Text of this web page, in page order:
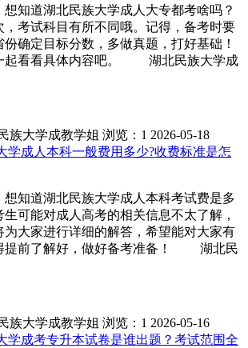
道湖北民族大学成人大专都考啥吗？
，考试科目有所不同哦。记得，备考时要
确定目标分数，多做真题，打好基础！
起看看具体内容吧。 湖北民族大学成
族大学成教学姐 浏览：1 2026-05-18
学成人本科一般费用多少?收费标准是怎
道湖北民族大学成人本科考试费是多
生可能对成人高考的相关信息不太了解，
为大家进行详细的解答，希望能对大家有
提前了解好，做好备考准备！ 湖北民
族大学成教学姐 浏览：1 2026-05-16
学成考专升本试卷是谁出题？考试范围全